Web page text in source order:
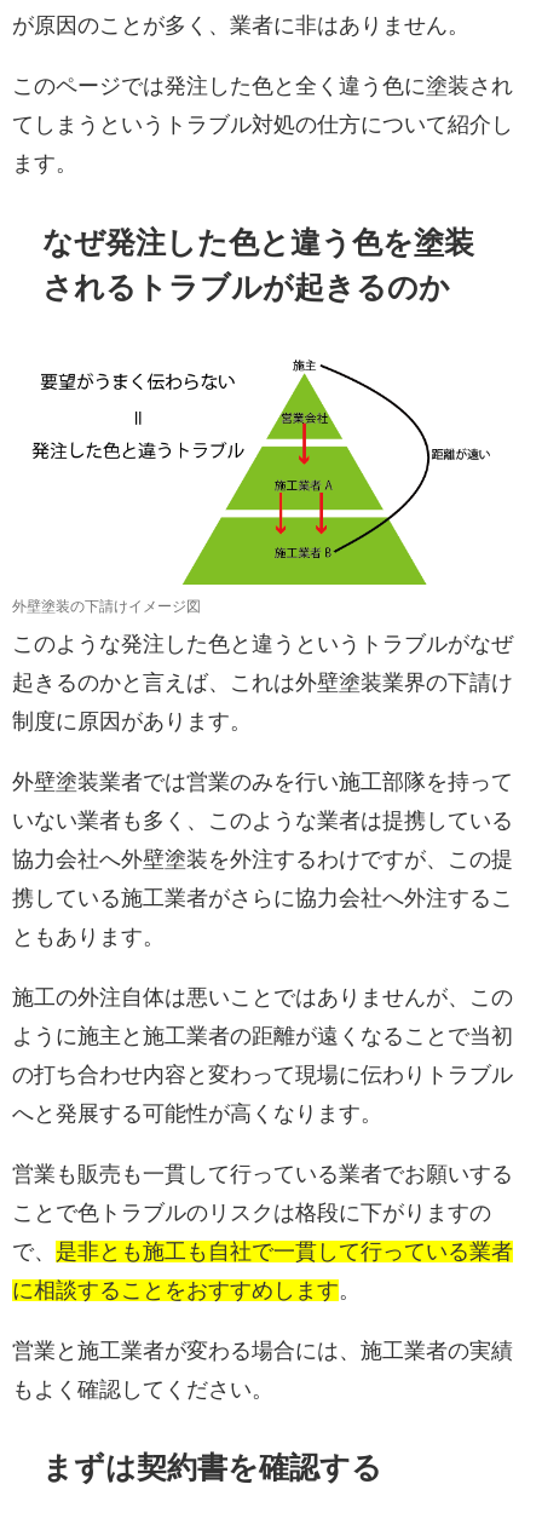
が原因のことが多く、業者に非はありません。
このページでは発注した色と全く違う色に塗装され
てしまうというトラブル対処の仕方について紹介し
ます。
なぜ発注した色と違う色を塗装
されるトラブルが起きるのか
外壁塗装の下請けイメージ図
このような発注した色と違うというトラブルがなぜ
起きるのかと言えば、これは外壁塗装業界の下請け
制度に原因があります。
外壁塗装業者では営業のみを行い施工部隊を持って
いない業者も多く、このような業者は提携している
協力会社へ外壁塗装を外注するわけですが、この提
携している施工業者がさらに協力会社へ外注するこ
ともあります。
施工の外注自体は悪いことではありませんが、この
ように施主と施工業者の距離が遠くなることで当初
の打ち合わせ内容と変わって現場に伝わりトラブル
へと発展する可能性が高くなります。
営業も販売も一貫して行っている業者でお願いする
ことで色トラブルのリスクは格段に下がりますの
で、 是非とも施工も自社で一貫して行っている業者
に相談することをおすすめします。
営業と施工業者が変わる場合には、施工業者の実績
もよく確認してください。
まずは契約書を確認する